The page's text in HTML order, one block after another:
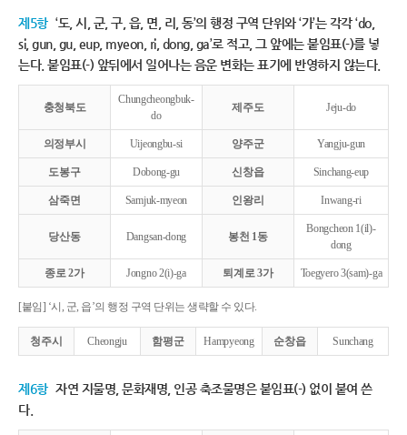
제5항 ‘도, 시, 군, 구, 읍, 면, 리, 동’의 행정 구역 단위와 ‘가’는 각각 ‘do,
si, gun, gu, eup, myeon, ri, dong, ga’로 적고, 그 앞에는 붙임표(-)를 넣
는다. 붙임표(-) 앞뒤에서 일어나는 음운 변화는 표기에 반영하지 않는다.
충청북도
Chungcheongbuk-
do
제주도 Jeju-do
의정부시 Uijeongbu-si 양주군 Yangju-gun
도봉구 Dobong-gu 신창읍 Sinchang-eup
삼죽면 Samjuk-myeon 인왕리 Inwang-ri
당산동 Dangsan-dong 봉천 1동
Bongcheon 1(il)-
dong
종로 2가 Jongno 2(i)-ga 퇴계로 3가 Toegyero 3(sam)-ga
[붙임] ‘시, 군, 읍’의 행정 구역 단위는 생략할 수 있다.
청주시 Cheongju 함평군 Hampyeong 순창읍 Sunchang
제6항 자연 지물명, 문화재명, 인공 축조물명은 붙임표(-) 없이 붙여 쓴
다.